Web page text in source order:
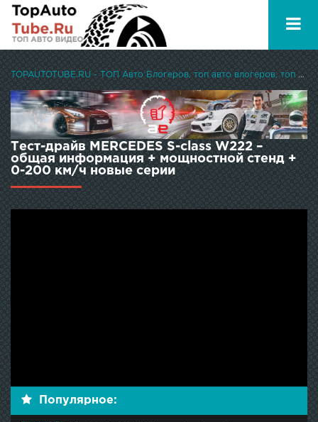
TOPAUTOTUBE.RU - ТОП Авто Блогеров, топ авто влогеров, топ авто ютуберов
Тест-драйв MERCEDES S-class W222 –
общая информация + мощностной стенд +
0-200 км/ч новые серии
Популярное: